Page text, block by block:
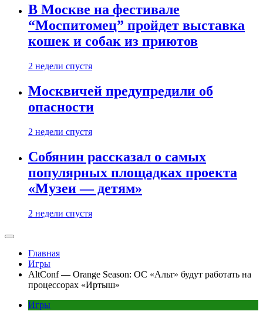
В Москве на фестивале
“Моспитомец” пройдет выставка
кошек и собак из приютов
2 недели спустя
Москвичей предупредили об
опасности
2 недели спустя
Собянин рассказал о самых
популярных площадках проекта
«Музеи — детям»
2 недели спустя
Главная
Игры
AltConf — Orange Season: ОС «Альт» будут работать на
процессорах «Иртыш»
Игры